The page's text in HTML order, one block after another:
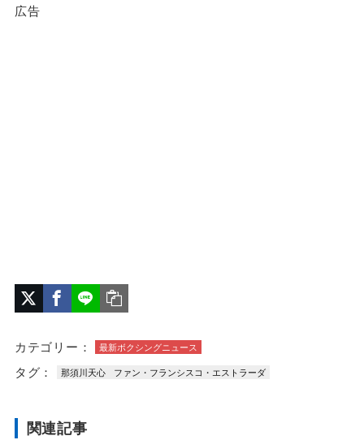
広告
カテゴリー： 最新ボクシングニュース
タグ： 那須川天心 ファン・フランシスコ・エストラーダ
関連記事